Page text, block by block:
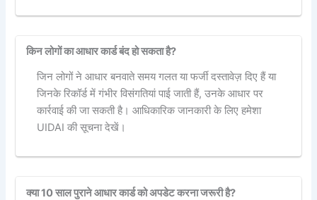
किन लोगों का आधार कार्ड बंद हो सकता है?
जिन लोगों ने आधार बनवाते समय गलत या फर्जी दस्तावेज़ दिए हैं या
जिनके रिकॉर्ड में गंभीर विसंगतियां पाई जाती हैं, उनके आधार पर
कार्रवाई की जा सकती है। आधिकारिक जानकारी के लिए हमेशा
UIDAI की सूचना देखें।
क्या 10 साल पुराने आधार कार्ड को अपडेट करना जरूरी है?